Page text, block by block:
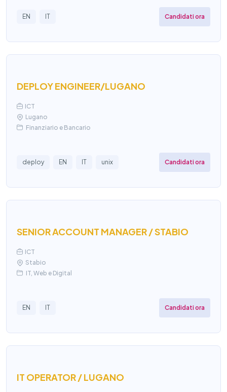
EN IT Candidati ora
DEPLOY ENGINEER/LUGANO
ICT
Lugano
Finanziario e Bancario
deploy EN IT unix Candidati ora
SENIOR ACCOUNT MANAGER / STABIO
ICT
Stabio
IT, Web e Digital
EN IT Candidati ora
IT OPERATOR / LUGANO